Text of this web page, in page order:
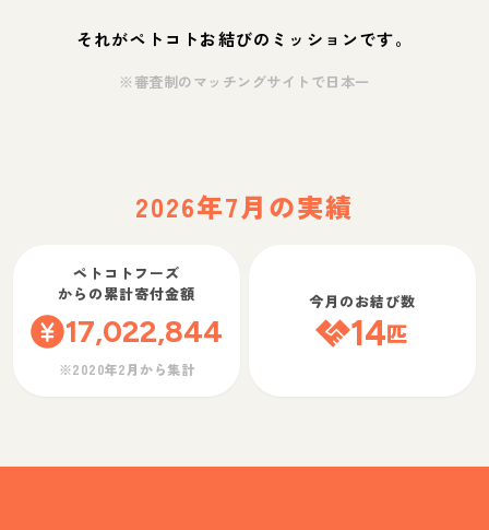
それがペトコトお結びのミッションです。
※審査制のマッチングサイトで日本一
2026年7月の実績
ペトコトフーズ
からの累計寄付金額
17,022,844
※2020年2月から集計
今月のお結び数
14匹